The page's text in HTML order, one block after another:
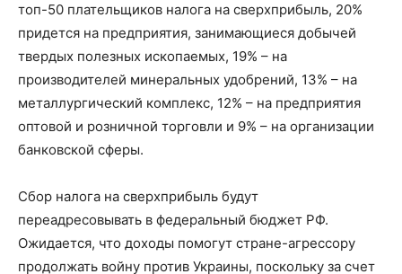
топ-50 плательщиков налога на сверхприбыль, 20%
придется на предприятия, занимающиеся добычей
твердых полезных ископаемых, 19% – на
производителей минеральных удобрений, 13% – на
металлургический комплекс, 12% – на предприятия
оптовой и розничной торговли и 9% – на организации
банковской сферы.
Сбор налога на сверхприбыль будут
переадресовывать в федеральный бюджет РФ.
Ожидается, что доходы помогут стране-агрессору
продолжать войну против Украины, поскольку за счет